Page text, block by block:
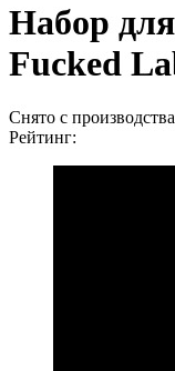
Набор
Fucked
Снято с производства
Рейтинг: